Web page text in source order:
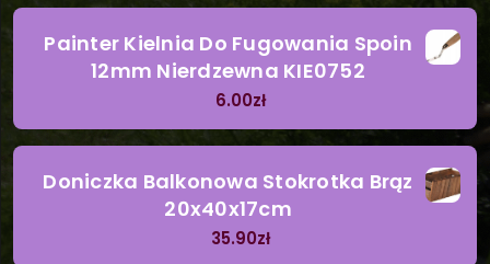
Painter Kielnia Do Fugowania Spoin
12mm Nierdzewna KIE0752
6.00zł
Doniczka Balkonowa Stokrotka Brąz
20x40x17cm
35.90zł